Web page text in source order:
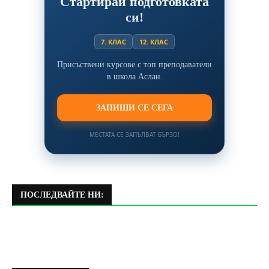
си!
7. КЛАС 12. КЛАС
Присъствени курсове с топ преподаватели
в школа Аслан.
ЗАПИШИ СЕ СЕГА
МЕСТАТА СЕ ЗАПЪЛВАТ БЪРЗО!
ПОСЛЕДВАЙТЕ НИ: